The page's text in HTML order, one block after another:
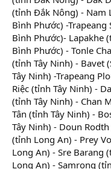
(tỉnh Đắk Nông) - Nam
Bình Phước) -
Bình Phước)- Lapakhe
Bình Phước) - Tonle
(tỉnh Tây Ninh) - Bavet
Tây Ninh) -Trapeang
Riệc (tỉnh Tây Ninh) -
(tỉnh Tây Ninh) - Chan
Tân (tỉnh Tây Ninh) -
Tây Ninh) - Doun
(tỉnh Long An) - Prey
Long An) - Sre Barang
Long An) - Samrong